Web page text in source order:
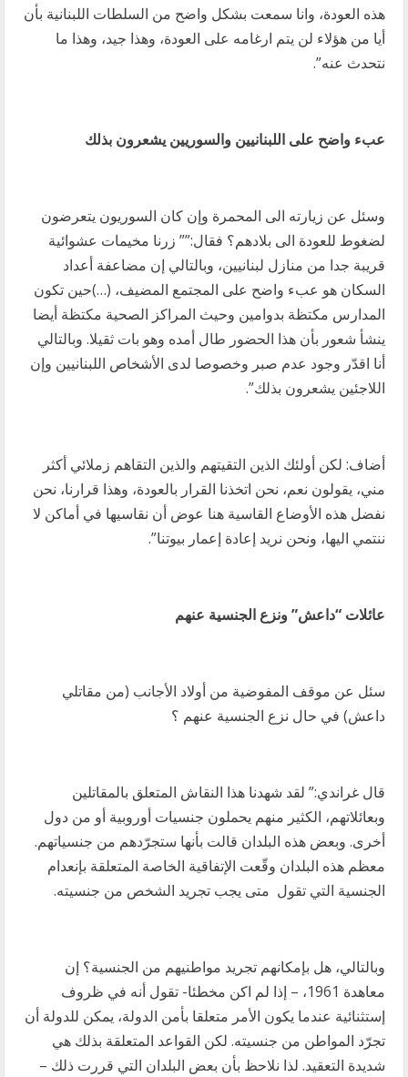
هذه العودة، وانا سمعت بشكل واضح من السلطات اللبنانية بأن
أيا من هؤلاء لن يتم ارغامه على العودة، وهذا جيد، وهذا ما
نتحدث عنه”.
عبء واضح على اللبنانيين والسوريين يشعرون بذلك
وسئل عن زيارته الى المحمرة وإن كان السوريون يتعرضون
لضغوط للعودة الى بلادهم؟ فقال:”” زرنا مخيمات عشوائية
قريبة جدا من منازل لبنانيين، وبالتالي إن مضاعفة أعداد
السكان هو عبء واضح على المجتمع المضيف، (…)حين تكون
المدارس مكتظة بدوامين وحيث المراكز الصحية مكتظة أيضا
ينشأ شعور بأن هذا الحضور طال أمده وهو بات ثقيلا. وبالتالي
أنا اقدّر وجود عدم صبر وخصوصا لدى الأشخاص اللبنانيين وإن
اللاجئين يشعرون بذلك”.
أضاف: لكن أولئك الذين التقيتهم والذين التقاهم زملائي أكثر
مني، يقولون نعم، نحن اتخذنا القرار بالعودة، وهذا قرارنا، نحن
نفضل هذه الأوضاع القاسية هنا عوض أن نقاسيها في أماكن لا
ننتمي اليها، ونحن نريد إعادة إعمار بيوتنا”.
عائلات “داعش” ونزع الجنسية عنهم
سئل عن موقف المفوضية من أولاد الأجانب (من مقاتلي
داعش) في حال نزع الجنسية عنهم ؟
قال غراندي:” لقد شهدنا هذا النقاش المتعلق بالمقاتلين
وبعائلاتهم، الكثير منهم يحملون جنسيات أوروبية أو من دول
أخرى. وبعض هذه البلدان قالت بأنها ستجرّدهم من جنسياتهم.
معظم هذه البلدان وقّعت الإتفاقية الخاصة المتعلقة بإنعدام
الجنسية التي تقول متى يجب تجريد الشخص من جنسيته.
وبالتالي، هل بإمكانهم تجريد مواطنيهم من الجنسية؟ إن
معاهدة 1961، – إذا لم اكن مخطئا- تقول أنه في ظروف
إستثنائية عندما يكون الأمر متعلقا بأمن الدولة، يمكن للدولة أن
تجرّد المواطن من جنسيته. لكن القواعد المتعلقة بذلك هي
شديدة التعقيد. لذا نلاحظ بأن بعض البلدان التي قررت ذلك –